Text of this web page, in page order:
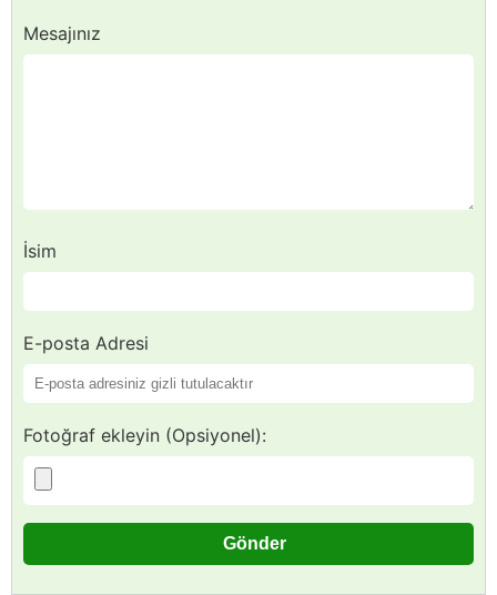
Mesajınız
İsim
E-posta Adresi
Fotoğraf ekleyin (Opsiyonel):